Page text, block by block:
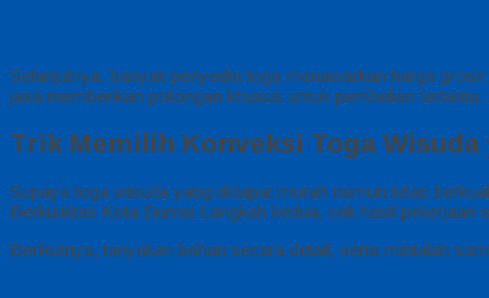
Selanjutnya, banyak penyedia toga menawarkan harga
jasa memberikan potongan khusus untuk pembelian
Trik Memilih Konveksi Toga Wisuda
Supaya toga wisuda yang didapat murah namun tetap
Berkualitas Kota Dumai Langkah kedua, cek hasil pekerjaan
Berikutnya, tanyakan bahan secara detail, serta mintalah